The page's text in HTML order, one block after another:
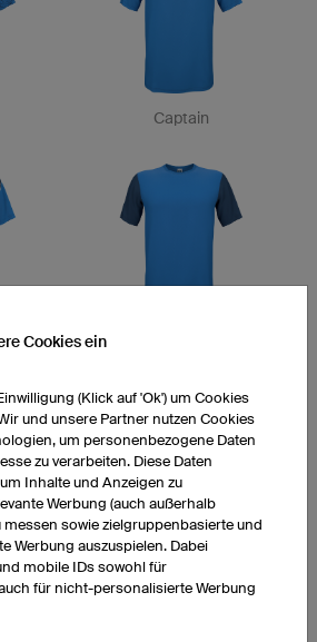
Captain
Orion
Cookies ein
(Klick auf 'Ok') um Cookies
und unsere Partner nutzen Cookies
um personenbezogene Daten
zu verarbeiten. Diese Daten
Inhalte und Anzeigen zu
Werbung (auch außerhalb
messen sowie zielgruppenbasierte und
Werbung auszuspielen. Dabei
mobile IDs sowohl für
für nicht-personalisierte Werbung